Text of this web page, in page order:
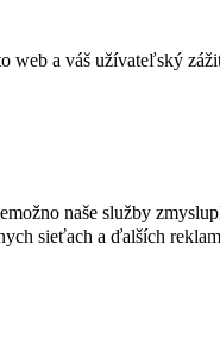
a váš užívateľský
naše služby
sieťach a ďalších